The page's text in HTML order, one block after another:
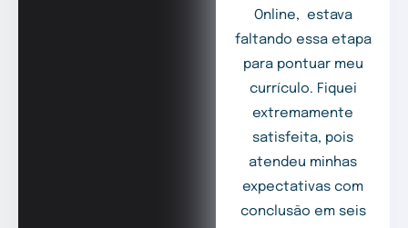
Online, estava
faltando essa etapa
para pontuar meu
currículo. Fiquei
extremamente
satisfeita, pois
atendeu minhas
expectativas com
conclusão em seis